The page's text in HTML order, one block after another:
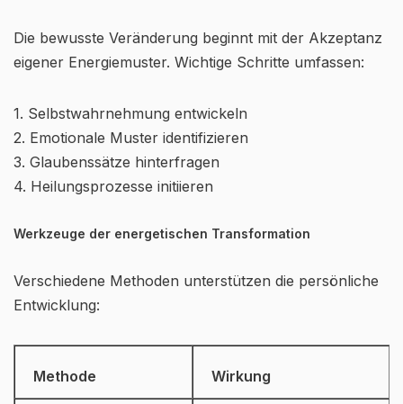
Die bewusste Veränderung beginnt mit der Akzeptanz
eigener Energiemuster. Wichtige Schritte umfassen:
1. Selbstwahrnehmung entwickeln
2. Emotionale Muster identifizieren
3. Glaubenssätze hinterfragen
4. Heilungsprozesse initiieren
Werkzeuge der energetischen Transformation
Verschiedene Methoden unterstützen die persönliche
Entwicklung:
Methode Wirkung